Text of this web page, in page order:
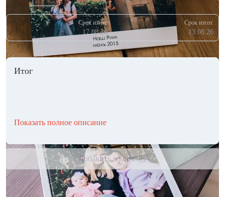
Срок изгот.
17.08.26
Срок изгот.
13.08.26
Итог
Показать полное описание
Добавить в корзину